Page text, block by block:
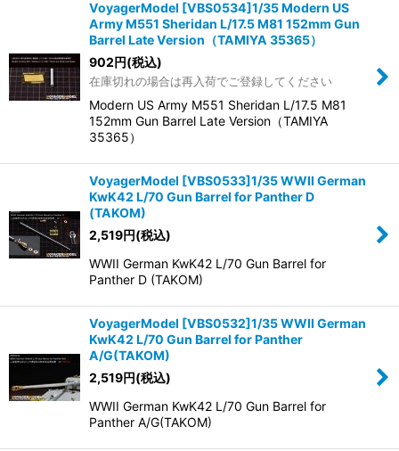
VoyagerModel [VBS0534]1/35 Modern US
Army M551 Sheridan L/17.5 M81 152mm Gun
Barrel Late Version（TAMIYA 35365）
902円(税込)
在庫切れの場合は再入荷でご登録してください
Modern US Army M551 Sheridan L/17.5 M81
152mm Gun Barrel Late Version（TAMIYA
35365）
VoyagerModel [VBS0533]1/35 WWII German
KwK42 L/70 Gun Barrel for Panther D
(TAKOM)
2,519円(税込)
WWII German KwK42 L/70 Gun Barrel for
Panther D (TAKOM)
VoyagerModel [VBS0532]1/35 WWII German
KwK42 L/70 Gun Barrel for Panther
A/G(TAKOM)
2,519円(税込)
WWII German KwK42 L/70 Gun Barrel for
Panther A/G(TAKOM)